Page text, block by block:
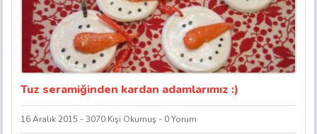
Tuz seramiğinden kardan adamlarımız :)
16 Aralık 2015 - 3070 Kişi Okumuş - 0 Yorum